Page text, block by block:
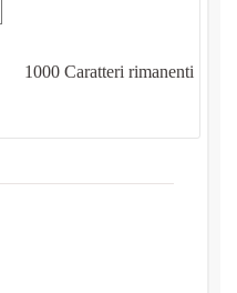
1000 Caratteri rimanenti